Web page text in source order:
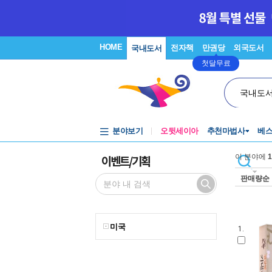
HOME 국내도서 전자책 만권당
첫달무료
외국도서
국내도
분야보기 오뒷세이아 추천마법사 베
이벤트/기획
미국
이 분야에
판매량순
1.